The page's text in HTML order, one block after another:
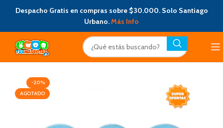
Despacho Gratis en compras sobre $30.000. Solo Santiago
Urbano.Más Info
-20%
AGOTADO